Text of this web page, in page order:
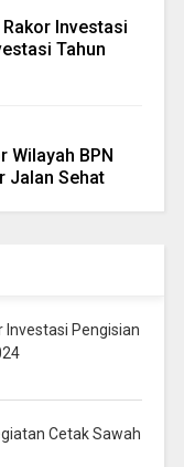
Investasi
Tahun
Wilayah BPN
Jalan Sehat
Investasi Pengisian
Cetak Sawah